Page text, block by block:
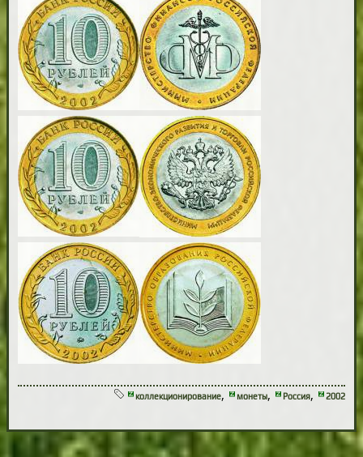
коллекционирование, монеты, Россия, 2002